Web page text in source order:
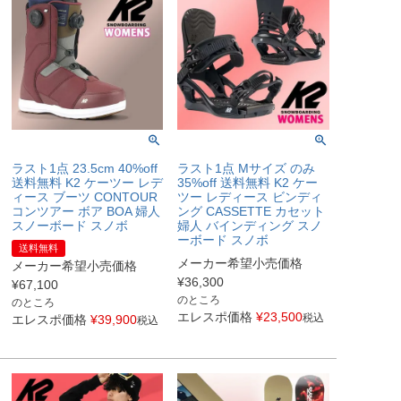
ラスト1点 23.5cm 40%off
送料無料 K2 ケーツー レデ
ィース ブーツ CONTOUR
コンツアー ボア BOA 婦人
スノーボード スノボ
送料無料
メーカー希望小売価格
¥67,100
のところ
エレスポ価格 ¥39,900税込
ラスト1点 Mサイズ のみ
35%off 送料無料 K2 ケー
ツー レディース ビンディ
ング CASSETTE カセット
婦人 バインディング スノ
ーボード スノボ
メーカー希望小売価格
¥36,300
のところ
エレスポ価格 ¥23,500税込